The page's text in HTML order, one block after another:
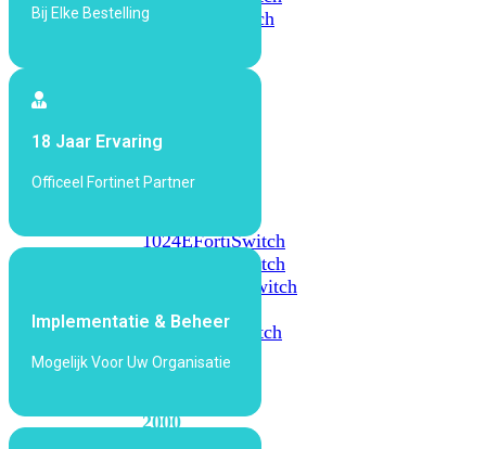
648F
FortiSwitch
1000
Series
1024EFortiSwitch
FortiSwitch
FortiSwitch
T1024F-
FPOEFortiSwitch
1048G
2000
Bij Elke Bestelling
18 Jaar Ervaring
Officeel Fortinet Partner
Implementatie & Beheer
Mogelijk Voor Uw Organisatie